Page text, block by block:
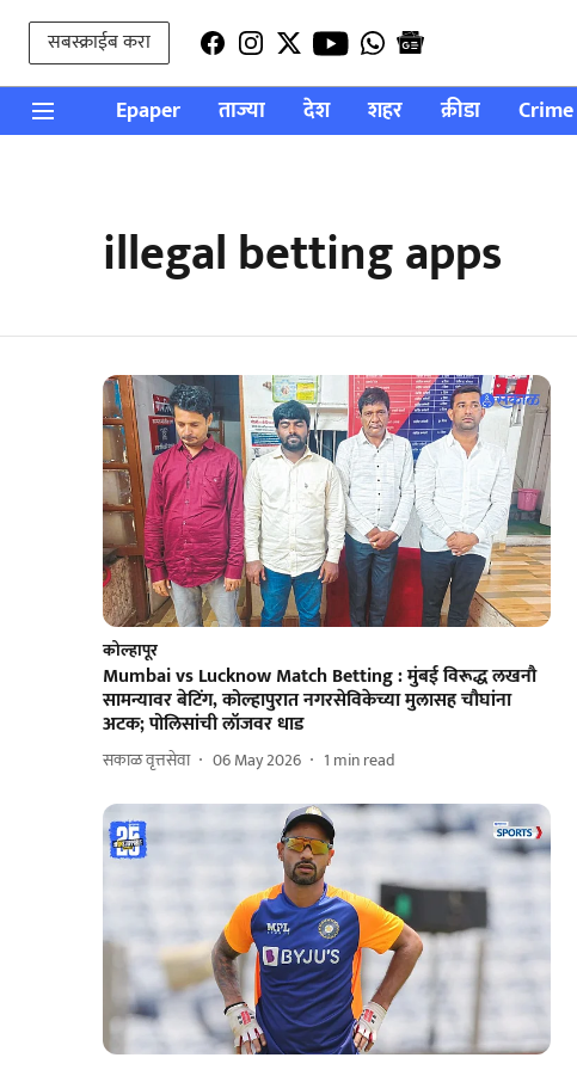
सबस्क्राईब करा
Epaper ताज्या देश शहर क्रीडा Crime
illegal betting apps
कोल्हापूर
Mumbai vs Lucknow Match Betting : मुंबई विरूद्ध लखनौ
सामन्यावर बेटिंग, कोल्हापुरात नगरसेविकेच्या मुलासह चौघांना
अटक; पोलिसांची लॉजवर धाड
सकाळ वृत्तसेवा 06 May 2026 1 min read